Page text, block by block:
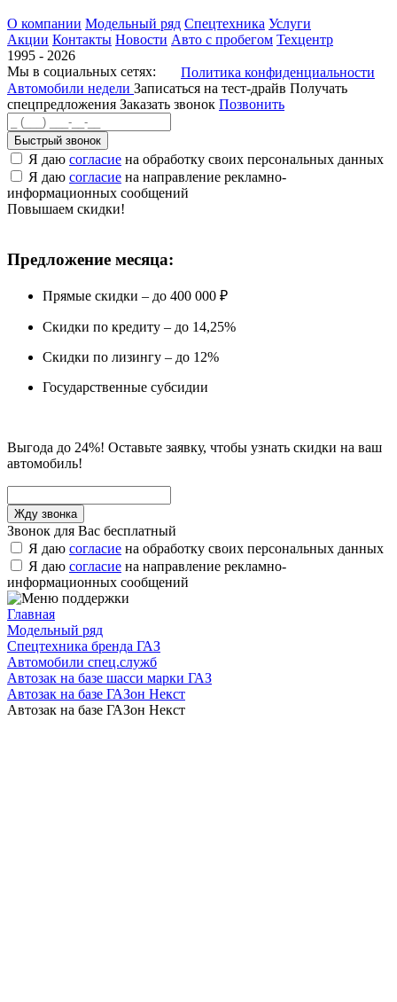
О компании Модельный ряд Спецтехника Услуги
Акции Контакты Новости Авто с пробегом Техцентр
1995 - 2026
Мы в социальных сетях:
Политика конфиденциальности
Автомобили недели Записаться на тест-драйв Получать
спецпредложения Заказать звонок Позвонить
Быстрый звонок
Я даю согласие на обработку своих персональных данных
Я даю согласие на направление рекламно-
информационных сообщений
Повышаем скидки!
Предложение месяца:
Прямые скидки – до 400 000 ₽
Скидки по кредиту – до 14,25%
Скидки по лизингу – до 12%
Государственные субсидии
Выгода до 24%! Оставьте заявку, чтобы узнать скидки на ваш
автомобиль!
Звонок для Вас бесплатный
Я даю согласие на обработку своих персональных данных
Я даю согласие на направление рекламно-
информационных сообщений
Главная
Модельный ряд
Спецтехника бренда ГАЗ
Автомобили спец.служб
Автозак на базе шасси марки ГАЗ
Автозак на базе ГАЗон Некст
Автозак на базе ГАЗон Некст